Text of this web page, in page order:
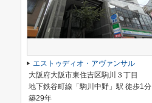
エストゥディオ・アヴァンサル
大阪府大阪市東住吉区駒川３丁目
地下鉄谷町線「駒川中野」駅 徒歩1分
築29年